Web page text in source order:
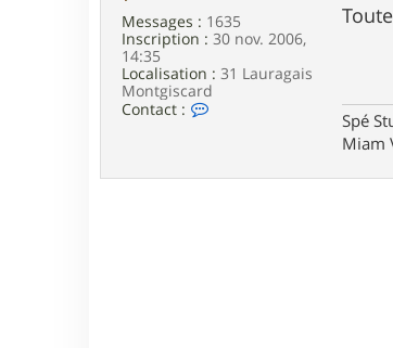
Messages : 1635
Inscription : 30 nov. 2006,
14:35
Localisation : 31 Lauragais
Montgiscard
Contact :
a
Spé
Miam